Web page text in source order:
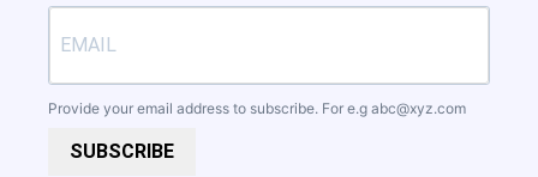
Provide your email address to subscribe. For e.g abc@xyz.com
SUBSCRIBE